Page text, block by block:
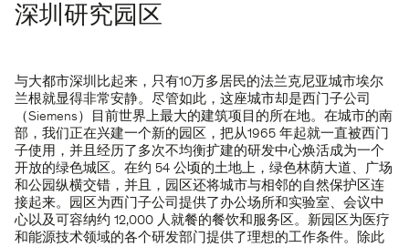
深圳研究园区
与大都市深圳比起来，只有10万多居民的法兰克尼亚城市埃尔
兰根就显得非常安静。尽管如此，这座城市却是西门子公司
（Siemens）目前世界上最大的建筑项目的所在地。在城市的南
部，我们正在兴建一个新的园区，把从1965 年起就一直被西门
子使用，并且经历了多次不均衡扩建的研发中心焕活成为一个
开放的绿色城区。在约 54 公顷的土地上，绿色林荫大道、广场
和公园纵横交错，并且，园区还将城市与相邻的自然保护区连
接起来。园区为西门子公司提供了办公场所和实验室、会议中
心以及可容纳约 12,000 人就餐的餐饮和服务区。新园区为医疗
和能源技术领域的各个研发部门提供了理想的工作条件。除此